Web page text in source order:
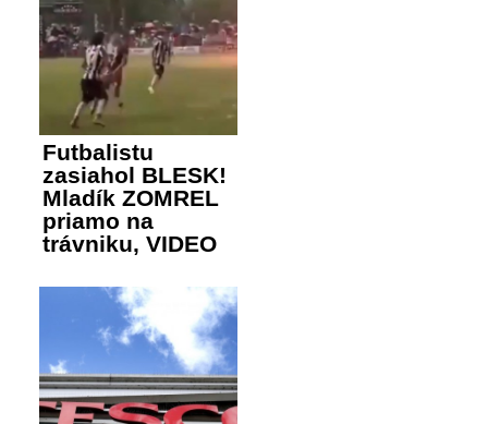
Futbalistu
zasiahol BLESK!
Mladík ZOMREL
priamo na
trávniku, VIDEO